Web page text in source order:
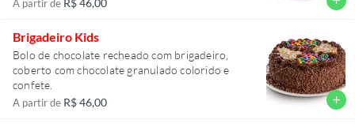
A partir de
Brigadeiro Kids
Bolo de chocolate recheado com brigadeiro,
coberto com chocolate granulado colorido e
confete.
A partir de R$ 46,00 add